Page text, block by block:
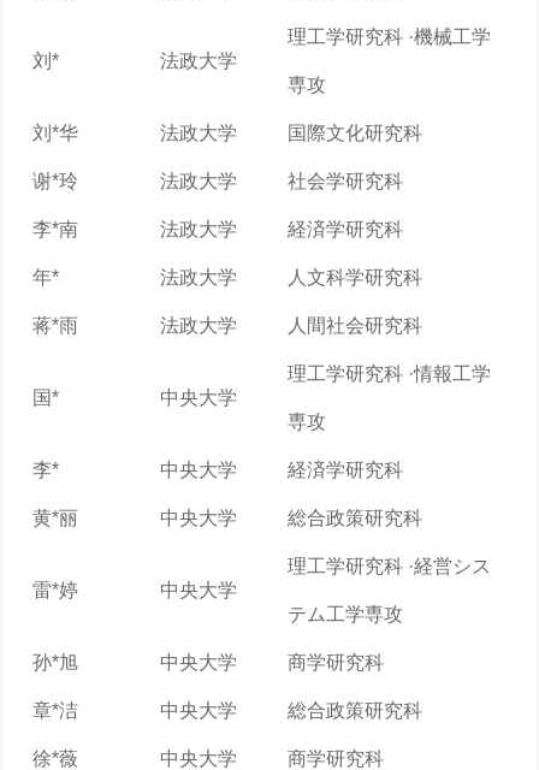
刘* 法政大学
理工学研究科 ·機械工学
専攻
刘*华 法政大学 国際文化研究科
谢*玲 法政大学 社会学研究科
李*南 法政大学 経済学研究科
年* 法政大学 人文科学研究科
蒋*雨 法政大学 人間社会研究科
国* 中央大学
理工学研究科 ·情報工学
専攻
李* 中央大学 経済学研究科
黄*丽 中央大学 総合政策研究科
雷*婷 中央大学
理工学研究科 ·経営シス
テム工学専攻
孙*旭 中央大学 商学研究科
章*洁 中央大学 総合政策研究科
徐*薇 中央大学 商学研究科